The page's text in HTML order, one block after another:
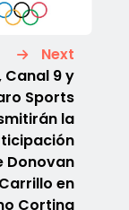
Next
Canal 9 y
Sports
la
Donovan
Carrillo en
Cortina